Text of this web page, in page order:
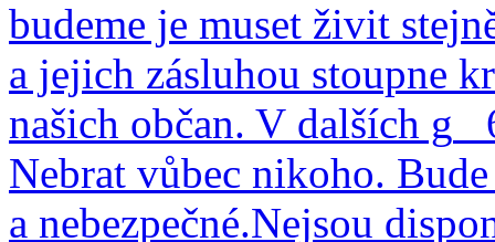
budeme je muset živit
a jejich zásluhou stoupne
našich občan. V dalších g
Nebrat vůbec nikoho.
a nebezpečné.Nejsou